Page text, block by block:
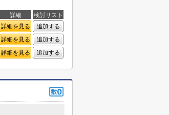
詳細
検討リスト
詳細を見る
追加する
詳細を見る
追加する
詳細を見る 追加する